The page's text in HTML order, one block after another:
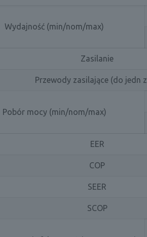
Wydajność (min/nom/max)
Zasilanie
Przewody zasilające (do jedn
Pobór mocy (min/nom/max)
EER
COP
SEER
SCOP